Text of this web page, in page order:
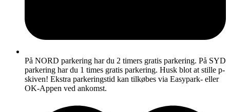
På NORD parkering har du 2 timers gratis parkering. På SYD
parkering har du 1 times gratis parkering. Husk blot at stille p-
skiven! Ekstra parkeringstid kan tilkøbes via Easypark- eller
OK-Appen ved ankomst.